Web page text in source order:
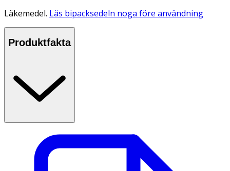
Läkemedel. Läs bipacksedeln noga före användning
Produktfakta